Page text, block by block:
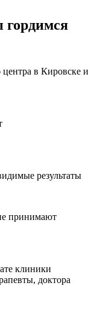
центра в Кировске и
результаты
принимают
клиники
доктора